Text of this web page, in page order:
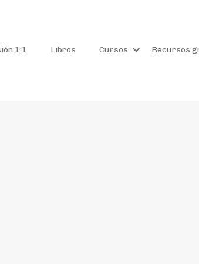
1:1 Libros Cursos Recursos